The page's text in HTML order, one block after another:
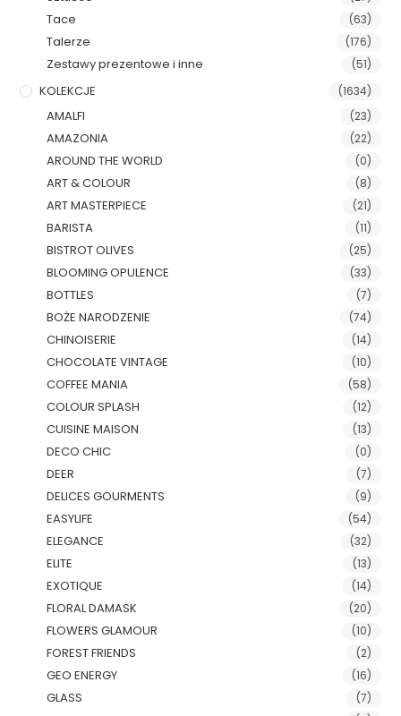
Tace (63)
Talerze (176)
Zestawy prezentowe i inne (51)
KOLEKCJE (1634)
AMALFI (23)
AMAZONIA (22)
AROUND THE WORLD (0)
ART & COLOUR (8)
ART MASTERPIECE (21)
BARISTA (11)
BISTROT OLIVES (25)
BLOOMING OPULENCE (33)
BOTTLES (7)
BOŻE NARODZENIE (74)
CHINOISERIE (14)
CHOCOLATE VINTAGE (10)
COFFEE MANIA (58)
COLOUR SPLASH (12)
CUISINE MAISON (13)
DECO CHIC (0)
DEER (7)
DELICES GOURMENTS (9)
EASYLIFE (54)
ELEGANCE (32)
ELITE (13)
EXOTIQUE (14)
FLORAL DAMASK (20)
FLOWERS GLAMOUR (10)
FOREST FRIENDS (2)
GEO ENERGY (16)
GLASS (7)